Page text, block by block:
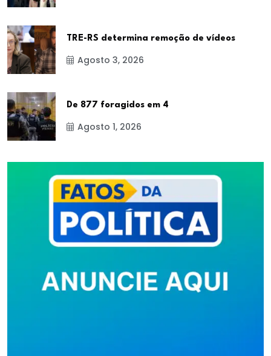
TRE-RS determina remoção de vídeos
Agosto 3, 2026
De 877 foragidos em 4
Agosto 1, 2026